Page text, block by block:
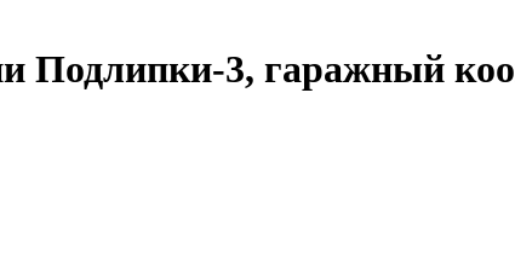
Подлипки-3, гаражный